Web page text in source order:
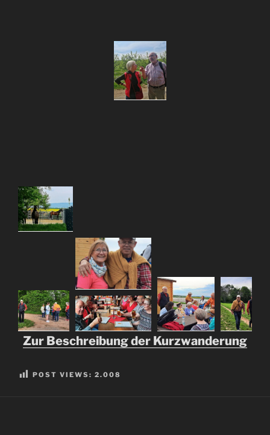
Zur Beschreibung der Kurzwanderung
POST VIEWS: 2.008